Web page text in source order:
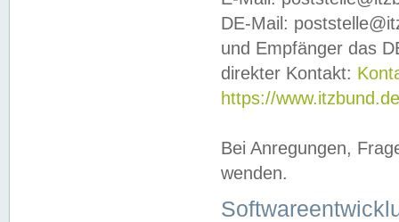
DE-Mail:
und Empfänger das
direkter Kontakt:
https://
Bei Anregungen,
wenden.